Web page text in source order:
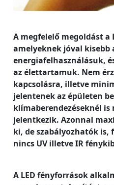
A megfelelő megoldást a
amelyeknek jóval kisebb
energiafelhasználásuk,
az élettartamuk. Nem
kapcsolásra, illetve
jelentenek az épületen
klímaberendezéseknél
jelentkezik. Azonnal
ki, de szabályozhatók is,
nincs UV illetve IR
A LED fényforrások